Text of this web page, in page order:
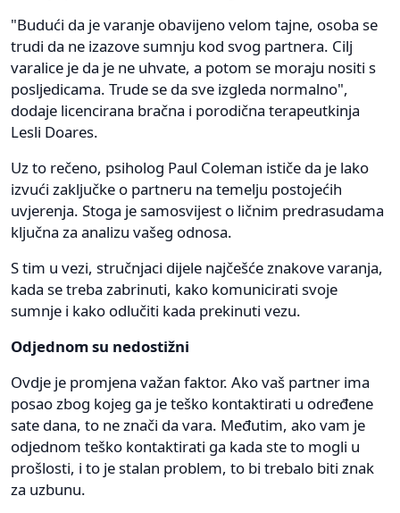
"Budući da je varanje obavijeno velom tajne, osoba se
trudi da ne izazove sumnju kod svog partnera. Cilj
varalice je da je ne uhvate, a potom se moraju nositi s
posljedicama. Trude se da sve izgleda normalno",
dodaje licencirana bračna i porodična terapeutkinja
Lesli Doares.
Uz to rečeno, psiholog Paul Coleman ističe da je lako
izvući zaključke o partneru na temelju postojećih
uvjerenja. Stoga je samosvijest o ličnim predrasudama
ključna za analizu vašeg odnosa.
S tim u vezi, stručnjaci dijele najčešće znakove varanja,
kada se treba zabrinuti, kako komunicirati svoje
sumnje i kako odlučiti kada prekinuti vezu.
Odjednom su nedostižni
Ovdje je promjena važan faktor. Ako vaš partner ima
posao zbog kojeg ga je teško kontaktirati u određene
sate dana, to ne znači da vara. Međutim, ako vam je
odjednom teško kontaktirati ga kada ste to mogli u
prošlosti, i to je stalan problem, to bi trebalo biti znak
za uzbunu.